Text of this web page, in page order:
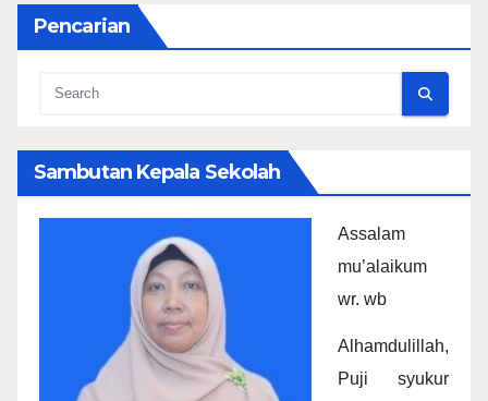
Pencarian
Sambutan Kepala Sekolah
Assalam
mu’alaikum
wr. wb
Alhamdulillah,
Puji syukur